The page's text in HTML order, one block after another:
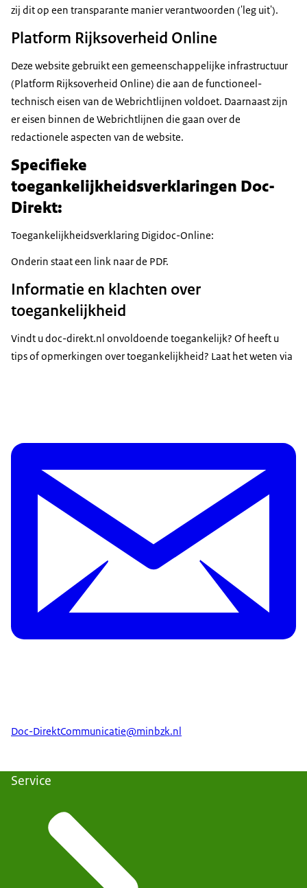
zij dit op een transparante manier verantwoorden ('leg uit').
Platform Rijksoverheid Online
Deze website gebruikt een gemeenschappelijke infrastructuur
(Platform Rijksoverheid Online) die aan de functioneel-
technisch eisen van de Webrichtlijnen voldoet. Daarnaast zijn
er eisen binnen de Webrichtlijnen die gaan over de
redactionele aspecten van de website.
Specifieke
toegankelijkheidsverklaringen Doc-
Direkt:
Toegankelijkheidsverklaring Digidoc-Online:
Onderin staat een link naar de PDF.
Informatie en klachten over
toegankelijkheid
Vindt u doc-direkt.nl onvoldoende toegankelijk? Of heeft u
tips of opmerkingen over toegankelijkheid? Laat het weten via
Doc-DirektCommunicatie@minbzk.nl
Service